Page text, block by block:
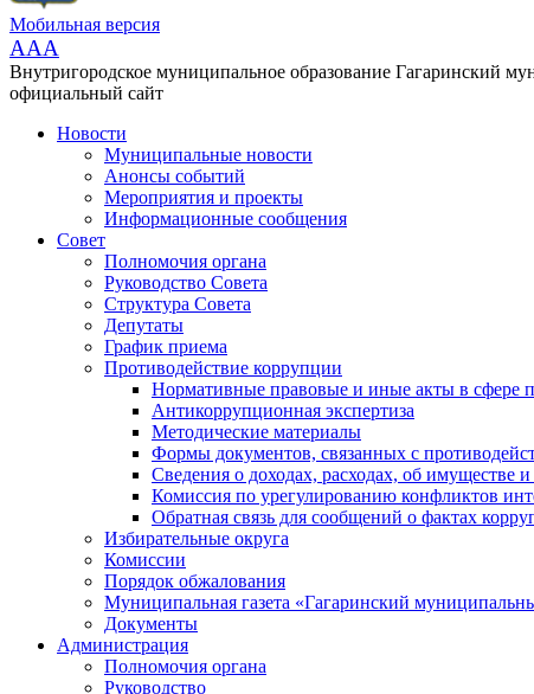
Мобильная версия
AAA
Внутригородское муниципальное образование Гагаринский
официальный сайт
Новости
Муниципальные новости
Анонсы событий
Мероприятия и проекты
Информационные сообщения
Совет
Полномочия органа
Руководство Совета
Структура Совета
Депутаты
График приема
Противодействие коррупции
Нормативные правовые и иные акты в сфере
Антикоррупционная экспертиза
Методические материалы
Формы документов, связанных с
Сведения о доходах, расходах, об имуществе
Комиссия по урегулированию конфликтов
Обратная связь для сообщений о фактах
Избирательные округа
Комиссии
Порядок обжалования
Муниципальная газета «Гагаринский
Документы
Администрация
Полномочия органа
Руководство